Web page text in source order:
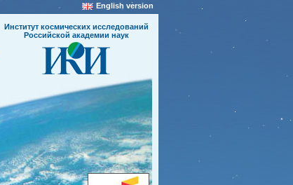
English version
Институт космических исследований
Российской академии наук